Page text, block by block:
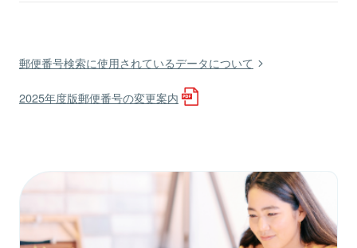
郵便番号検索に使用されているデータについて
2025年度版郵便番号の変更案内